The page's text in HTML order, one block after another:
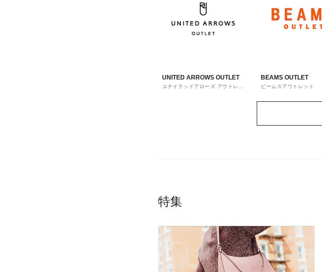
UNITED ARROWS OUTLET
ユナイテッドアローズ アウトレッ
BEAMS OUTLET
ビームスアウトレット
特集